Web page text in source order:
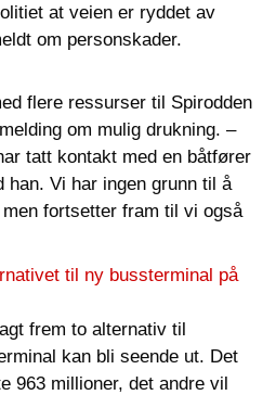
at veien er ryddet av
om personskader.
flere ressurser til Spirodden
om mulig drukning. –
tatt kontakt med en båtfører
han. Vi har ingen grunn til å
fortsetter fram til vi også
til ny bussterminal på
frem to alternativ til
kan bli seende ut. Det
963 millioner, det andre vil